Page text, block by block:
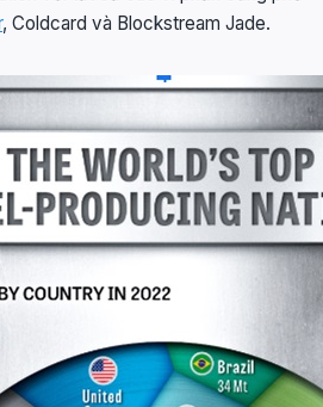
, Coldcard và Blockstream Jade.